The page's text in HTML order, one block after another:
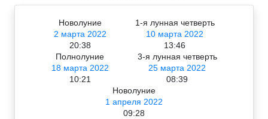
Новолуние
2 марта 2022
20:38
1-я лунная четверть
10 марта 2022
13:46
Полнолуние
18 марта 2022
10:21
3-я лунная четверть
25 марта 2022
08:39
Новолуние
1 апреля 2022
09:28